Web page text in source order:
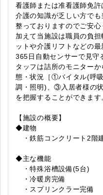
看護師または准看護師免許
介護の知識が乏しい方で
整っておりますのでご安心
加えて当施設は職員の負
ットや介護リフトなどの
365日自動センサーで見守
タッフは詰所のモニター
態・状況［①バイタル(呼
調・照明)、③入居者様の
を把握することができます
【施設の概要】
◆建物
・鉄筋コンクリート2階
◆主な機能
・特殊浴槽設備(5台)
・冷暖房完備
・スプリンクラー完備